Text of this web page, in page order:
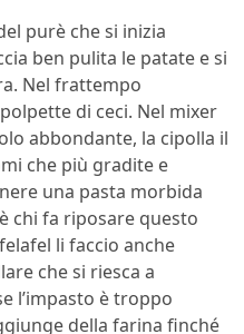
purè che si inizia
ben pulita le patate e si
Nel frattempo
di ceci. Nel mixer
abbondante, la cipolla il
che più gradite e
una pasta morbida
chi fa riposare questo
li faccio anche
che si riesca a
l’impasto è troppo
della farina finché